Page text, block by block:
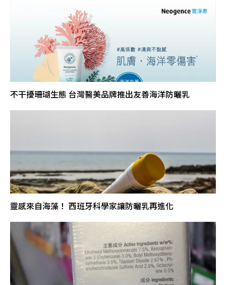
不干擾珊瑚生態 台灣醫美品牌推出友善海洋防曬乳
靈感來自海藻！ 西班牙科學家讓防曬乳再進化